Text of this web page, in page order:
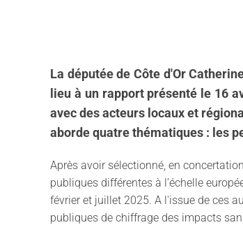
La députée de Côte d'Or
lieu à un rapport présenté le 16
avec des acteurs locaux et
aborde quatre thématiques : les
Après avoir sélectionné, en
publiques différentes à l’échelle
février et juillet 2025. A l'issue de ces
publiques de chiffrage des impacts